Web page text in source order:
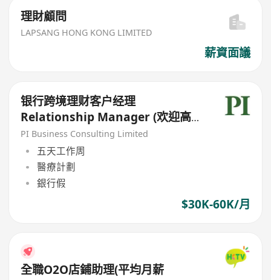
理財顧問
LAPSANG HONG KONG LIMITED
薪資面議
银行跨境理财客户经理
Relationship Manager (欢迎高
才/优才/IANG/受养人;可转正/续
签）
PI Business Consulting Limited
五天工作周
醫療計劃
銀行假
$30K-60K/月
全職O2O店鋪助理(平均月薪